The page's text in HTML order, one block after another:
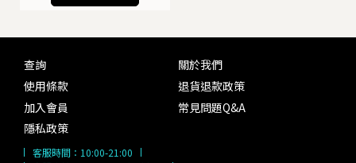
查詢
關於我們
使用條款
退貨退款政策
加入會員
常見問題Q&A
隱私政策
客服時間： 10:00-21:00